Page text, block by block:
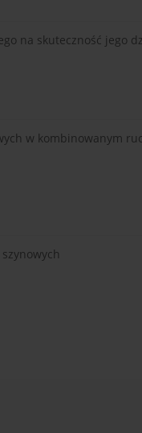
na skuteczność jego
w kombinowanym